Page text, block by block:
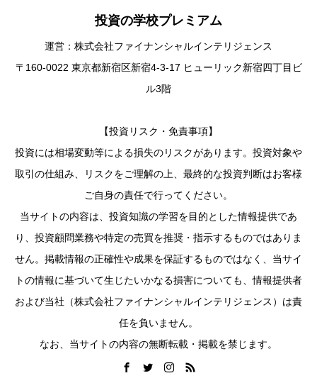
投資の学校プレミアム
運営：株式会社ファイナンシャルインテリジェンス
〒160-0022 東京都新宿区新宿4-3-17 ヒューリック新宿四丁目ビ
ル3階
【投資リスク・免責事項】
投資には相場変動等による損失のリスクがあります。投資対象や
取引の仕組み、リスクをご理解の上、最終的な投資判断はお客様
ご自身の責任で行ってください。
当サイトの内容は、投資知識の学習を目的とした情報提供であ
り、投資顧問業務や特定の売買を推奨・指示するものではありま
せん。掲載情報の正確性や成果を保証するものではなく、当サイ
トの情報に基づいて生じたいかなる損害についても、情報提供者
および当社（株式会社ファイナンシャルインテリジェンス）は責
任を負いません。
なお、当サイトの内容の無断転載・掲載を禁じます。